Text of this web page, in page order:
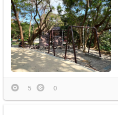
5 0